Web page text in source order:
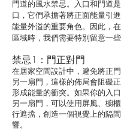
門道的風水禁忌。入口和門道
口，它們承擔著將正面能量引
能量外溢的重要角色。因此，
區域時，我們需要特別留意一些
禁忌1：門正對門
在居家空間設計中，避免將正
另一扇門，這樣的佈局會阻礙
形成能量的衝突。如果你的入
另一扇門，可以使用屏風、櫥
行遮擋，創造一個視覺上的隔
響。